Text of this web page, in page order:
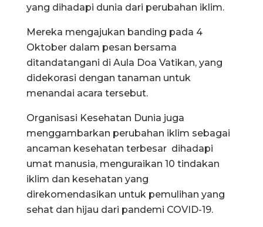
yang dihadapi dunia dari perubahan iklim.
Mereka mengajukan banding pada 4
Oktober dalam pesan bersama
ditandatangani di Aula Doa Vatikan, yang
didekorasi dengan tanaman untuk
menandai acara tersebut.
Organisasi Kesehatan Dunia juga
menggambarkan perubahan iklim sebagai
ancaman kesehatan terbesar dihadapi
umat manusia, menguraikan 10 tindakan
iklim dan kesehatan yang
direkomendasikan untuk pemulihan yang
sehat dan hijau dari pandemi COVID-19.